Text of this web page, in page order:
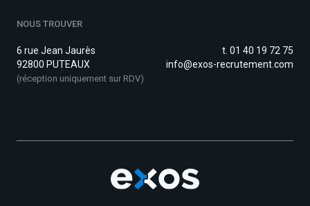
NOUS TROUVER
6 rue Jean Jaurès
92800 PUTEAUX
(réception uniquement sur RDV)
t. 01 40 19 72 75
info@exos-recrutement.com